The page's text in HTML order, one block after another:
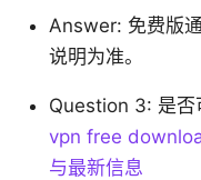
Answer: 免费版
说明为准。
Question 3: 是否
vpn free
与最新信息